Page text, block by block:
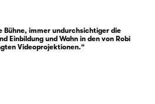
wie unter einem
damals erst seit
intensiv diskutiert
soziale Fragen nach
und Lebenschancen.
Bühne, immer undurchsichtiger die
Einbildung und Wahn in den von Robi
Videoprojektionen.“